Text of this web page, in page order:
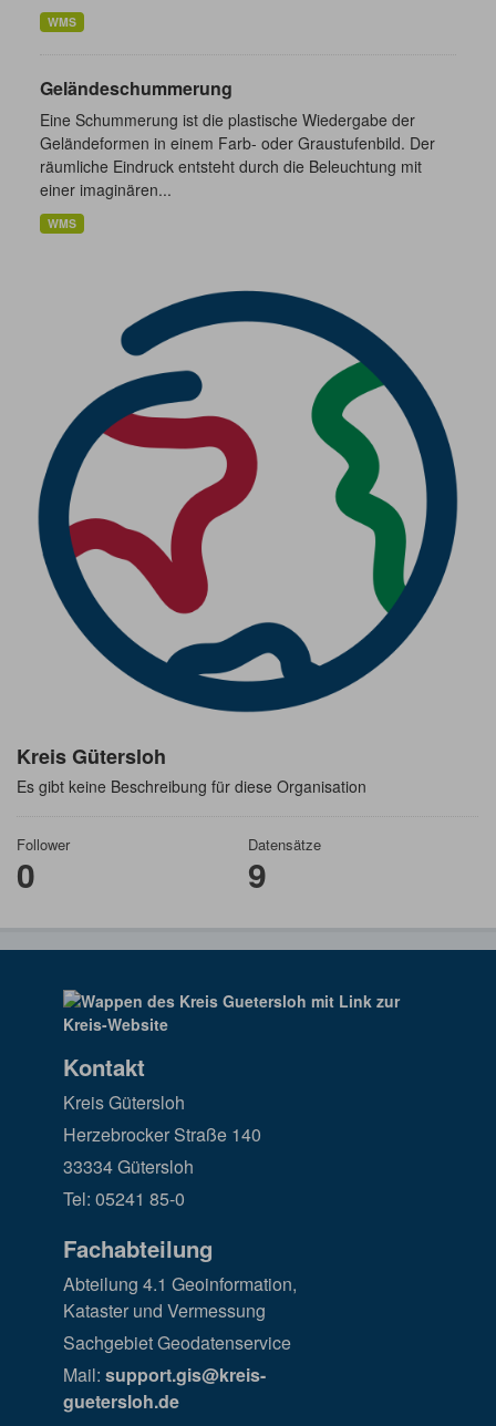
Kreis Gütersloh
Es gibt keine Beschreibung für diese Organisation
Follower
0
Datensätze
9
WMS
Geländeschummerung
Eine Schummerung ist die plastische Wiedergabe der
Geländeformen in einem Farb- oder Graustufenbild. Der
räumliche Eindruck entsteht durch die Beleuchtung mit
einer imaginären...
WMS
Kontakt
Kreis Gütersloh
Herzebrocker Straße 140
33334 Gütersloh
Tel: 05241 85-0
Fachabteilung
Abteilung 4.1 Geoinformation,
Kataster und Vermessung
Sachgebiet Geodatenservice
Mail: support.gis@kreis-
guetersloh.de